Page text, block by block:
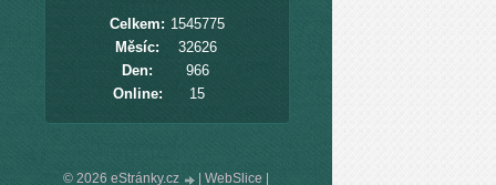
Online: 15
Celkem: 1545775
Měsíc:
32626
Den:
966
© 2026 eStránky.cz WebSlice